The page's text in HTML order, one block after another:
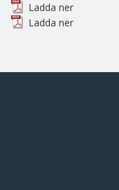
Ladda ner
Ladda ner